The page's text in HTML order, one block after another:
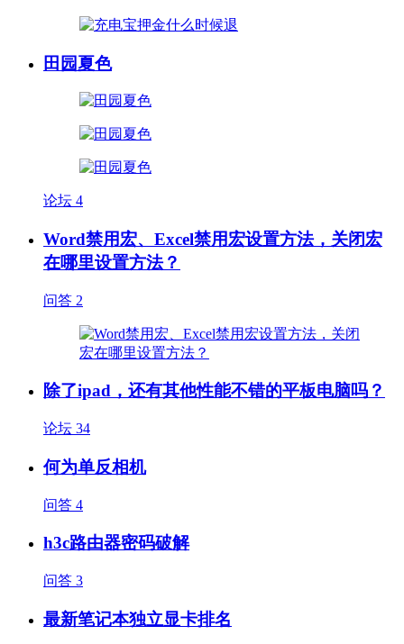
田园夏色
论坛 4
Word禁用宏、Excel禁用宏设置方法，关闭宏
在哪里设置方法？
问答 2
除了ipad，还有其他性能不错的平板电脑吗？
论坛 34
何为单反相机
问答 4
h3c路由器密码破解
问答 3
最新笔记本独立显卡排名